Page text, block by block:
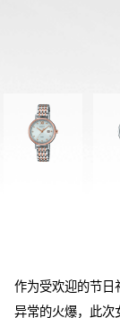
作为受欢迎的节日
异常的火爆，此次